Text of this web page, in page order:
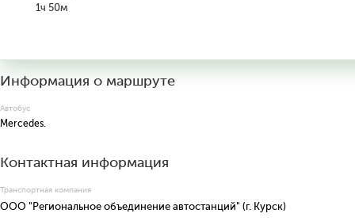
1ч 50м
Информация о маршруте
Автобус
Mercedes.
Контактная информация
Транспортная компания
ООО "Региональное объединение автостанций" (г. Курск)